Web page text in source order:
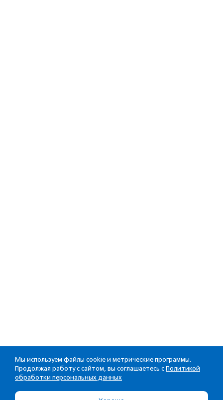
Мы используем файлы cookie и метрические программы.
Продолжая работу с сайтом, вы соглашаетесь с Политикой
обработки персональных данных